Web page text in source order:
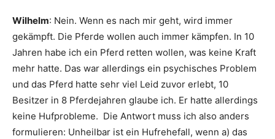
Wilhelm: Nein. Wenn es nach mir geht, wird immer
gekämpft. Die Pferde wollen auch immer kämpfen. In 10
Jahren habe ich ein Pferd retten wollen, was keine Kraft
mehr hatte. Das war allerdings ein psychisches Problem
und das Pferd hatte sehr viel Leid zuvor erlebt, 10
Besitzer in 8 Pferdejahren glaube ich. Er hatte allerdings
keine Hufprobleme. Die Antwort muss ich also anders
formulieren: Unheilbar ist ein Hufrehefall, wenn a) das